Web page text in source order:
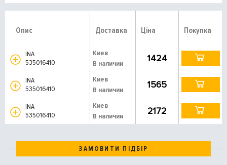
Опис Доставка Ціна Покупка
INA
535016410
Киев
В наличии
1424
INA
535016410
Киев
В наличии
1565
INA
535016410
Киев
В наличии
2172
ЗАМОВИТИ ПІДБІР